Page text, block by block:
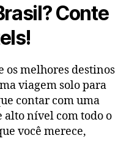
Conte
os melhores destinos
viagem solo para
contar com uma
alto nível com todo o
você merece,